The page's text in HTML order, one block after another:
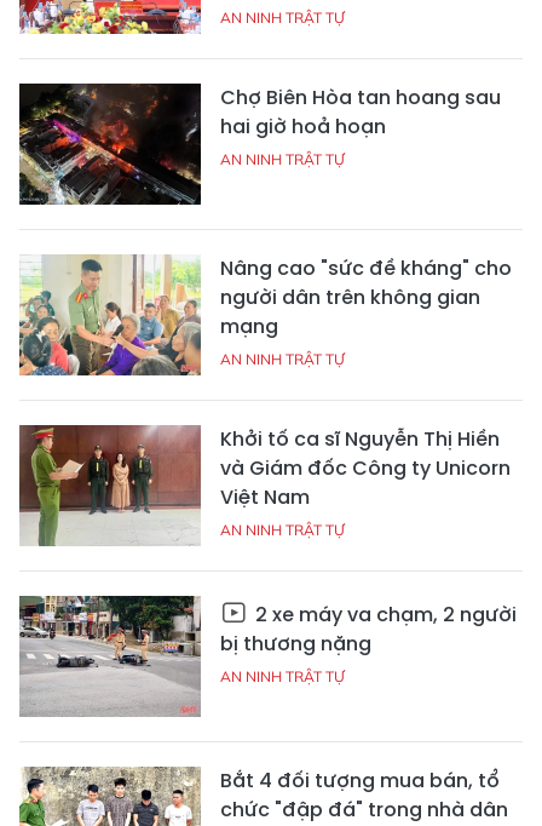
AN NINH TRẬT TỰ
Chợ Biên Hòa tan hoang sau
hai giờ hoả hoạn
AN NINH TRẬT TỰ
Nâng cao "sức đề kháng" cho
người dân trên không gian
mạng
AN NINH TRẬT TỰ
Khởi tố ca sĩ Nguyễn Thị Hiền
và Giám đốc Công ty Unicorn
Việt Nam
AN NINH TRẬT TỰ
2 xe máy va chạm, 2 người
bị thương nặng
AN NINH TRẬT TỰ
Bắt 4 đối tượng mua bán, tổ
chức "đập đá" trong nhà dân